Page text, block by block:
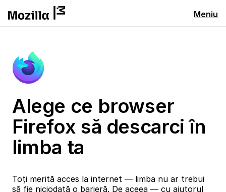
Meniu
Alege ce browser
Firefox să descarci în
limba ta
Toți merită acces la internet — limba nu ar trebui
să fie niciodată o barieră. De aceea — cu ajutorul